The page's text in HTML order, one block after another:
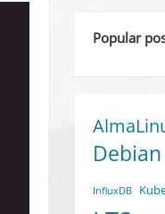
Popular
Debian
InfluxDB